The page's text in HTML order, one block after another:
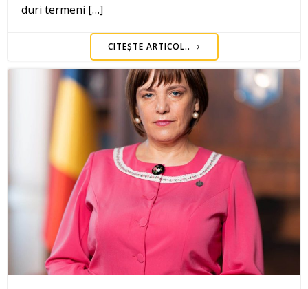
duri termeni […]
CITEȘTE ARTICOL..